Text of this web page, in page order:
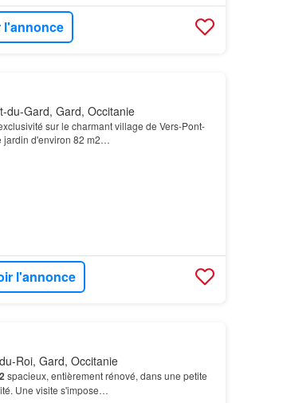
l'annonce
du-Gard, Gard, Occitanie
sur le charmant village de Vers-Pont-
jardin d'environ 82 m2…
l'annonce
Roi, Gard, Occitanie
spacieux, entièrement rénové, dans une petite
Une visite s'impose…